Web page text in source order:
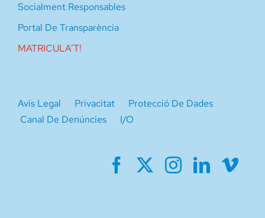
Socialment Responsables
Portal De Transparència
MATRICULA’T!
Avís Legal Privacitat
Protecció De Dades
Canal De Denúncies
I/O